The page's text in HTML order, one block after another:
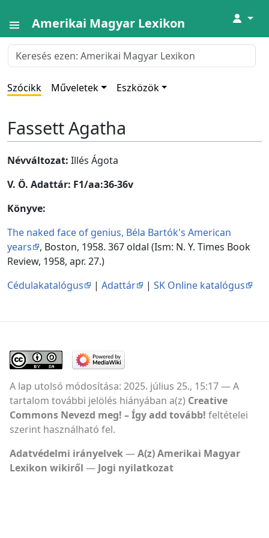
Amerikai Magyar Lexikon ↓
Szócikk Műveletek Eszközök
Fassett Agatha
Névváltozat: Illés Ágota
V. Ö. Adattár: F1/aa:36-36v
Könyve:
The naked face of genius, Béla Bartók's American
years
, Boston, 1958. 367 oldal (Ism: N. Y. Times Book
Review, 1958, apr. 27.)
Cédulakatalógus
| Adattár | SK Online katalógus
A lap utolsó módosítása: 2025. július 25., 15:17
A
tartalom további jelölés hiányában a(z) Creative
Commons Nevezd meg! – Így add tovább! feltételei
szerint használható fel.
Adatvédelmi irányelvek
A(z) Amerikai Magyar
Lexikon wikiről
Jogi nyilatkozat